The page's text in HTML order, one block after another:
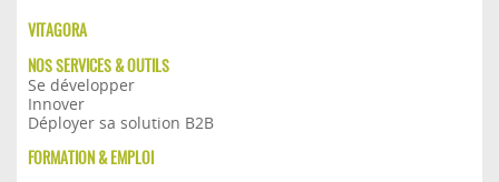
VITAGORA
NOS SERVICES & OUTILS
Se développer
Innover
Déployer sa solution B2B
FORMATION & EMPLOI